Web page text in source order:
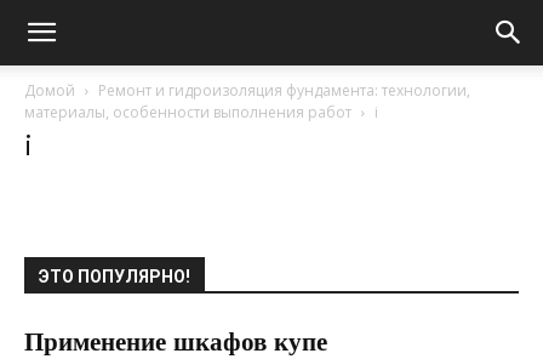
Домой
Ремонт и гидроизоляция фундамента: технологии,
материалы, особенности выполнения работ
i
i
ЭТО ПОПУЛЯРНО!
Применение шкафов купе
12.08.2017